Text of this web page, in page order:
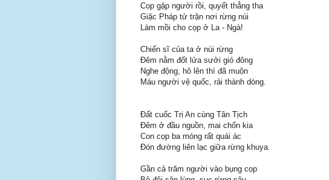
Cọp gặp người rồi, quyết thẳng tha
Giặc Pháp tử trận nơi rừng núi
Làm mồi cho cọp ở La - Ngà!
Chiến sĩ của ta ở núi rừng
Đêm nằm đốt lửa sưởi gió đông
Nghe động, hô lên thì đã muộn
Máu người vệ quốc, rải thành dòng.
Đất cuốc Trị An cùng Tân Tịch
Đêm ở đầu nguồn, mai chốn kia
Con cọp ba móng rất quái ác
Đón đường liên lạc giữa rừng khuya.
Gần cả trăm người vào bụng cọp